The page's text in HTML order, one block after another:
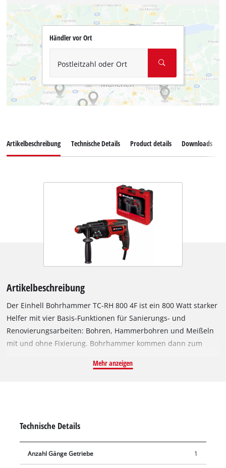
Händler vor Ort
Postleitzahl oder Ort
Artikelbeschreibung Technische Details Product details Downloads
Artikelbeschreibung
Der Einhell Bohrhammer TC-RH 800 4F ist ein 800 Watt starker
Helfer mit vier Basis-Funktionen für Sanierungs- und
Renovierungsarbeiten: Bohren, Hammerbohren und Meißeln
mit und ohne Fixierung. Bohrhammer kommen dann zum
widerspenstiges Material wie Stein und Beton. Durch die
hartem Material wie Beton, Ziegel oder Stein. Bis zu 2.6 Joule
setzt der Bohrhammer auf das Werkzeug um und schafft mit
dem pneumatischen Schlagwerk einen sehr guten Vortrieb für
Mehr anzeigen
Technische Details
Anzahl Gänge Getriebe 1